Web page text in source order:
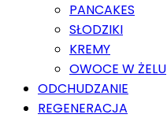
PANCAKES
SŁODZIKI
KREMY
OWOCE W ŻELU
ODCHUDZANIE
REGENERACJA